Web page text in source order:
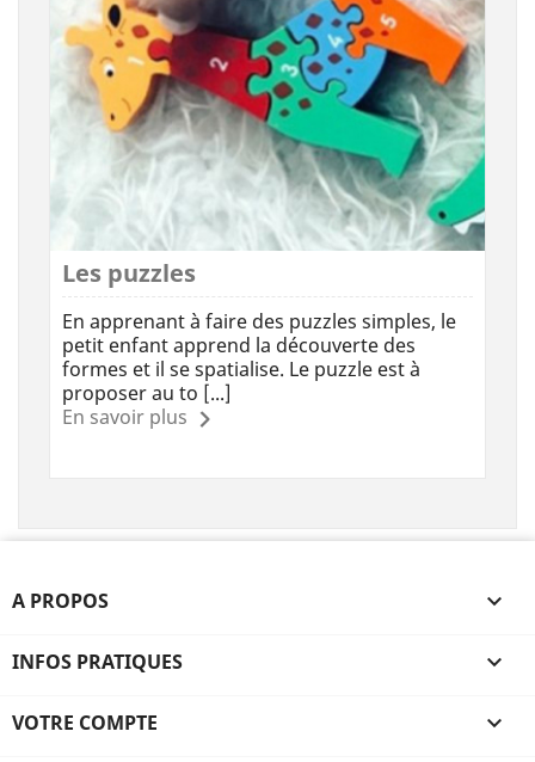
Les puzzles
En apprenant à faire des puzzles simples, le
petit enfant apprend la découverte des
formes et il se spatialise. Le puzzle est à
proposer au to [...]
En savoir plus
A PROPOS 
INFOS PRATIQUES 
VOTRE COMPTE 